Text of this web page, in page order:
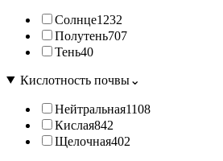
Солнце1232
Полутень707
Тень40
Кислотность почвы⌄
Нейтральная1108
Кислая842
Щелочная402